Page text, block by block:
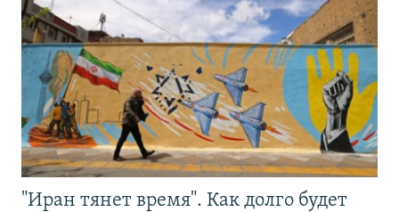
"Иран тянет время". Как долго будет